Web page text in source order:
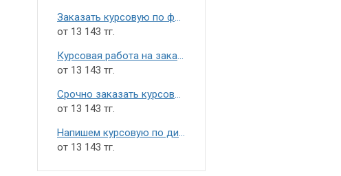
Заказать курсовую по филологии
от 13 143 тг.
Курсовая работа на заказ по культурологии
от 13 143 тг.
Срочно заказать курсовик по обществознанию
от 13 143 тг.
Напишем курсовую по дизайну интерьера недорого
от 13 143 тг.